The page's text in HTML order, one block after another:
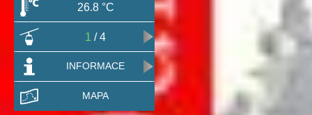
26.8 °C
1 / 4
INFORMACE
MAPA